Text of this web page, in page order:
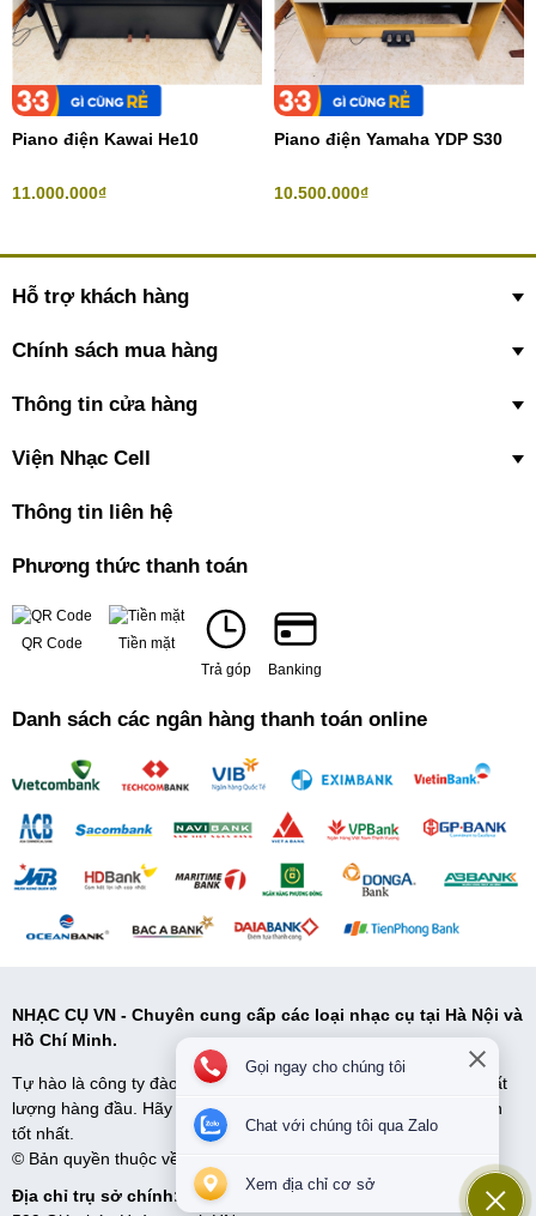
Piano điện Kawai He10
11.000.000₫
Piano điện Yamaha YDP S30
10.500.000₫
Hỗ trợ khách hàng
Chính sách mua hàng
Thông tin cửa hàng
Viện Nhạc Cell
Thông tin liên hệ
Phương thức thanh toán
QR Code
Tiền mặt
Trả góp
Banking
Danh sách các ngân hàng thanh toán online
NHẠC CỤ VN - Chuyên cung cấp các loại nhạc cụ tại Hà Nội và
Hồ Chí Minh.
Tự hào là công ty đào tạo và cung cấp cấp nhạc cụ uy tín và chất
lượng hàng đầu. Hãy đến với Nhạc Cụ VN để có những lựa chọn
tốt nhất.
© Bản quyền thuộc về Nhạc cụ VN. Cung cấp bởi
Địa chỉ trụ sở chính:
Gọi ngay cho chúng tôi
Chat với chúng tôi qua Zalo
Xem địa chỉ cơ sở